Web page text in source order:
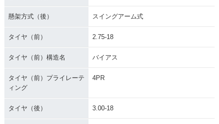
懸架方式（後） スイングアーム式
タイヤ（前） 2.75-18
タイヤ（前）構造名 バイアス
タイヤ（前）プライレーテ
ィング
4PR
タイヤ（後） 3.00-18